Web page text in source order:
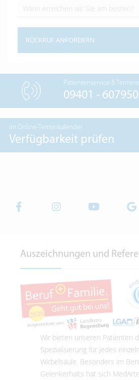
RÜCKRUF ANFORDERN
Patientenservice & Termine
09401 - 607950
im Online-Terminkalender
Verfügbarkeit prüfen
Auszeichnungen und
Wir bieten unseren Patienten
Spezialisierung für jedes
Wirbelsäule. Besonders im
Gelenkerhalts hat sich